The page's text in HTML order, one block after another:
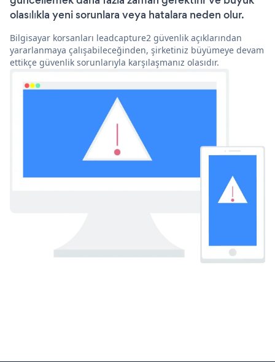
olasılıkla yeni sorunlara veya hatalara neden olur.
Bilgisayar korsanları leadcapture2 güvenlik açıklarından
yararlanmaya çalışabileceğinden, şirketiniz büyümeye devam
ettikçe güvenlik sorunlarıyla karşılaşmanız olasıdır.